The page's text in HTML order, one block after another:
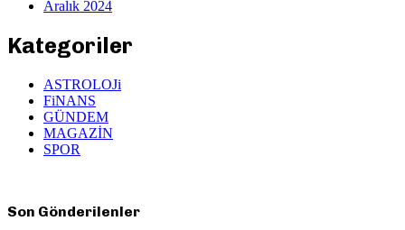
Aralık 2024
Kategoriler
ASTROLOJi
FiNANS
GÜNDEM
MAGAZİN
SPOR
Son Gönderilenler